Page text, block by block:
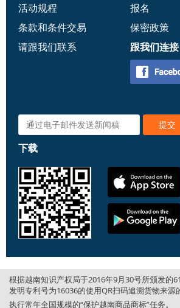
活动规程
条款和条件交易
请跟我们联系
报名
保密政策
跟我们连接
下载
根据越南知识产权局于2016年9月30号所颁发的
发明专利号为16036的使用QR扫码追溯货物来源
执行常年全国规模的“保护越南商品商标”任务。